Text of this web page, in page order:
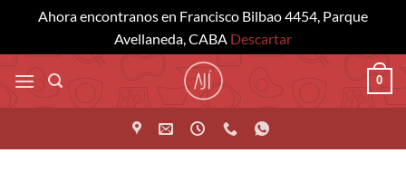
Ahora encontranos en Francisco Bilbao 4454, Parque
Avellaneda, CABA Descartar
Saltar
al
contenido
0